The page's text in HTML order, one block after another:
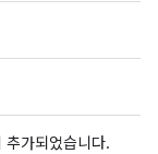
추가되었습니다.